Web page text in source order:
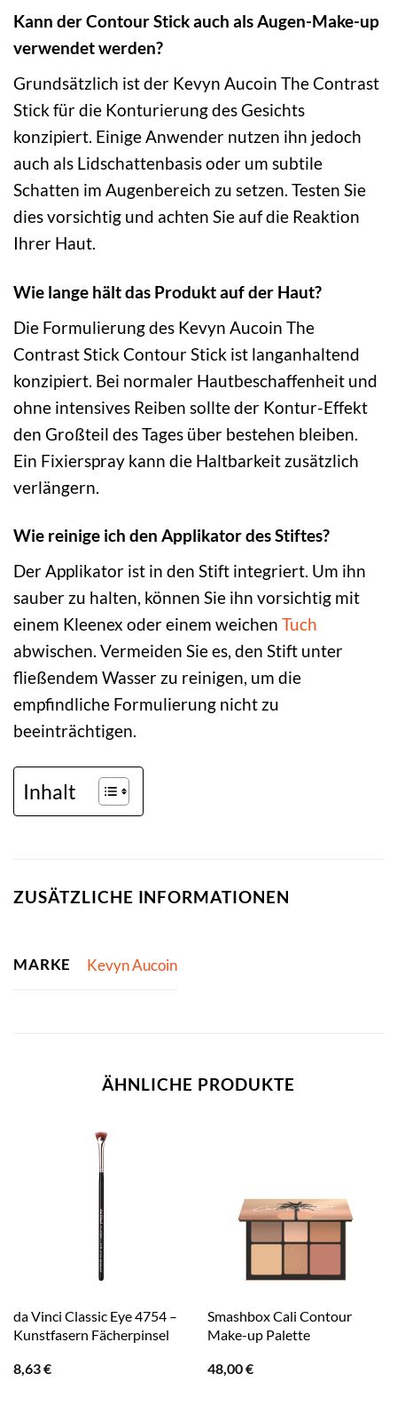
Kann der Contour Stick auch als Augen-Make-up
verwendet werden?
Grundsätzlich ist der Kevyn Aucoin The Contrast
Stick für die Konturierung des Gesichts
konzipiert. Einige Anwender nutzen ihn jedoch
auch als Lidschattenbasis oder um subtile
Schatten im Augenbereich zu setzen. Testen Sie
dies vorsichtig und achten Sie auf die Reaktion
Ihrer Haut.
Wie lange hält das Produkt auf der Haut?
Die Formulierung des Kevyn Aucoin The
Contrast Stick Contour Stick ist langanhaltend
konzipiert. Bei normaler Hautbeschaffenheit und
ohne intensives Reiben sollte der Kontur-Effekt
den Großteil des Tages über bestehen bleiben.
Ein Fixierspray kann die Haltbarkeit zusätzlich
verlängern.
Wie reinige ich den Applikator des Stiftes?
Der Applikator ist in den Stift integriert. Um ihn
sauber zu halten, können Sie ihn vorsichtig mit
einem Kleenex oder einem weichen Tuch
abwischen. Vermeiden Sie es, den Stift unter
fließendem Wasser zu reinigen, um die
empfindliche Formulierung nicht zu
beeinträchtigen.
Inhalt
ZUSÄTZLICHE INFORMATIONEN
MARKE Kevyn Aucoin
ÄHNLICHE PRODUKTE
da Vinci Classic Eye 4754 –
Kunstfasern Fächerpinsel
8,63€
Smashbox Cali Contour
Make-up Palette
48,00€